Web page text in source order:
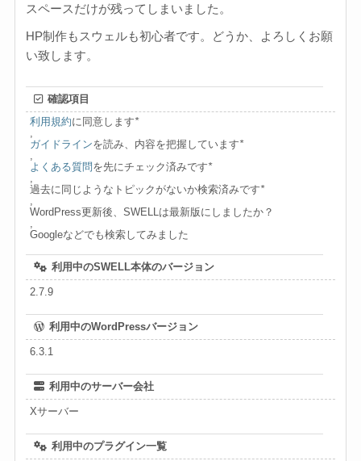
スペースだけが残ってしまいました。
HP制作もスウェルも初心者です。どうか、よろしくお願
い致します。
確認項目
利用規約に同意します*
,
ガイドラインを読み、内容を把握しています*
,
よくある質問 を先にチェック済みです*
,
過去に同じようなトピックがないか検索済みです*
,
WordPress更新後、SWELLは最新版にしましたか？
,
Googleなどでも検索してみました
利用中のSWELL本体のバージョン
2.7.9
利用中のWordPressバージョン
6.3.1
利用中のサーバー会社
Xサーバー
利用中のプラグイン一覧